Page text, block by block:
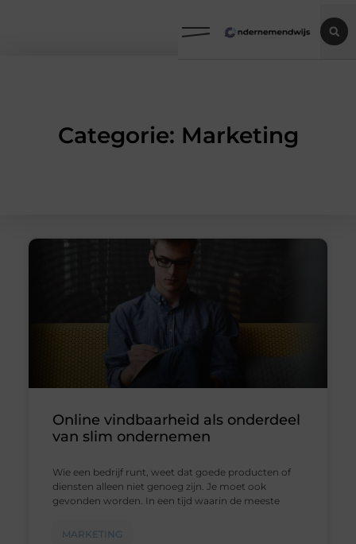
Categorie: Marketing
Online vindbaarheid als onderdeel
van slim ondernemen
Wie een bedrijf runt, weet dat goede producten of
diensten alleen niet genoeg zijn. Je moet ook
gevonden worden. In een tijd waarin de meeste
MARKETING